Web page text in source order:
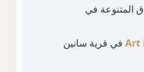
المتنوعة في
في قرية سانين